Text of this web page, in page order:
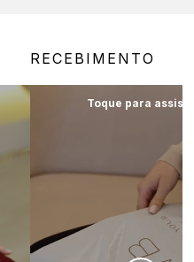
RECEBIMENTO